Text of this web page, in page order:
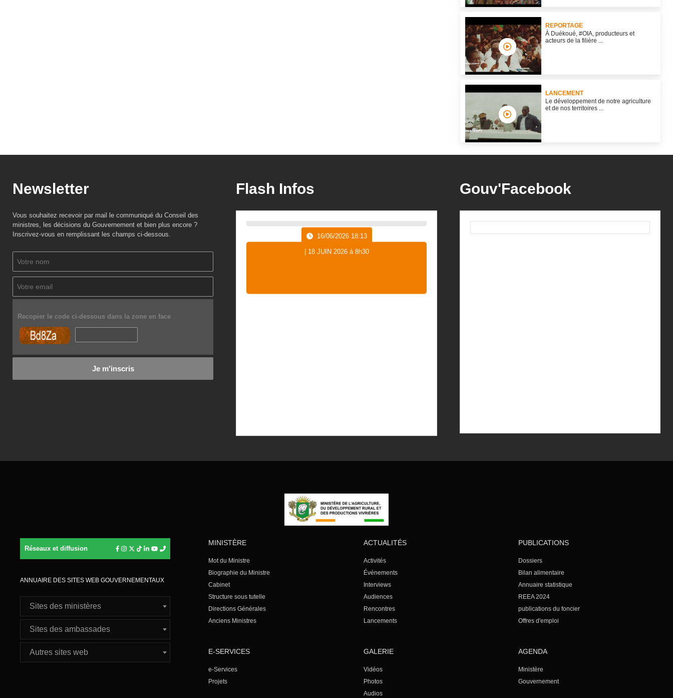
REPORTAGE
À Duékoué, #OIA, producteurs et
acteurs de la filière ...
LANCEMENT
Le développement de notre agriculture
et de nos territoires ...
Newsletter
Vous souhaitez recevoir par mail le communiqué du Conseil des
ministres, les décisions du Gouvernement et bien plus encore ?
Inscrivez-vous en remplissant les champs ci-dessous.
Recopier le code ci-dessous dans la zone en face
Flash Infos
16/06/2026 18:13
| 18 JUIN 2026 à 8h30
Gouv'Facebook
Réseaux et diffusion
ANNUAIRE DES SITES WEB GOUVERNEMENTAUX
Sites des ministères
Sites des ambassades
Autres sites web
MINISTÈRE
Mot du Ministre
Biographie du Ministre
Cabinet
Structure sous tutelle
Directions Générales
Anciens Ministres
ACTUALITÉS
Activités
Événements
Interviews
Audiences
Rencontres
Lancements
PUBLICATIONS
Dossiers
Bilan alimentaire
Annuaire statistique
REEA 2024
publications du foncier
Offres d'emploi
E-SERVICES
e-Services
Projets
GALERIE
Vidéos
Photos
Audios
AGENDA
Ministère
Gouvernement